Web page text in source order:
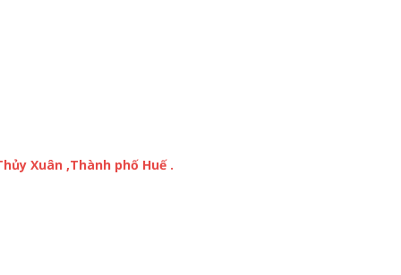
Xuân ,Thành phố Huế .